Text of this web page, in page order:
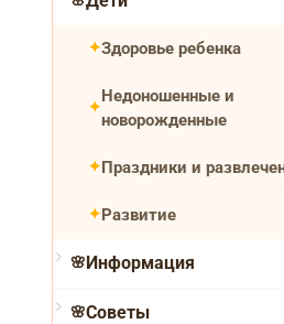
Здоровье ребенка
Недоношенные и
новорожденные
Праздники и
Развитие
Информация
Советы